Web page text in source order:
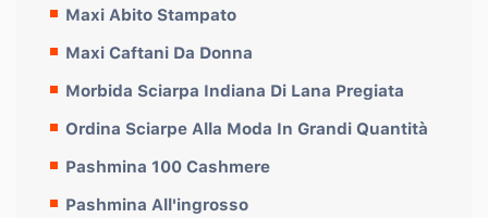
Maxi Abito Stampato
Maxi Caftani Da Donna
Morbida Sciarpa Indiana Di Lana Pregiata
Ordina Sciarpe Alla Moda In Grandi Quantità
Pashmina 100 Cashmere
Pashmina All'ingrosso